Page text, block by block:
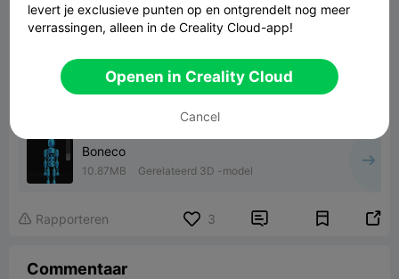
Boneco
10.87MB Gerelateerd 3D -model
 Rapporteren 3  
Commentaar
levert je exclusieve punten op en ontgrendelt nog meer
verrassingen, alleen in de Creality Cloud-app!
Openen in Creality Cloud
Cancel